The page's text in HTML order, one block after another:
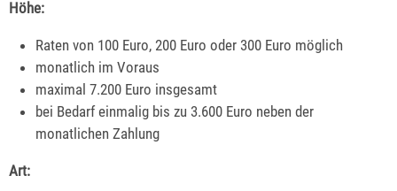
Höhe:
Raten von 100 Euro, 200 Euro oder 300 Euro möglich
monatlich im Voraus
maximal 7.200 Euro insgesamt
bei Bedarf einmalig bis zu 3.600 Euro neben der
monatlichen Zahlung
Art: